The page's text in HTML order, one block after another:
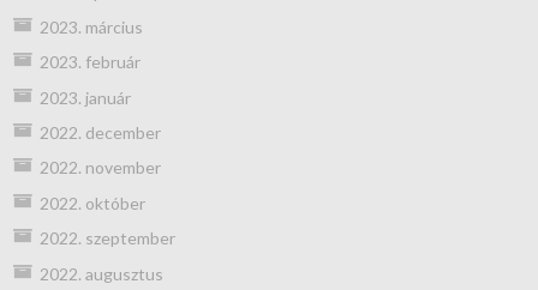
2023. március
2023. február
2023. január
2022. december
2022. november
2022. október
2022. szeptember
2022. augusztus